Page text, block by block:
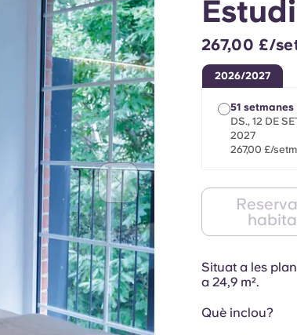
Sobre nosaltres
Preguntes freqüents
Bloc
267,00 £/
2026/2027
51 setmanes
DS., 12 DE
2027
267,00 £/
Situat a les
a 24,9 m².
Què inclou?